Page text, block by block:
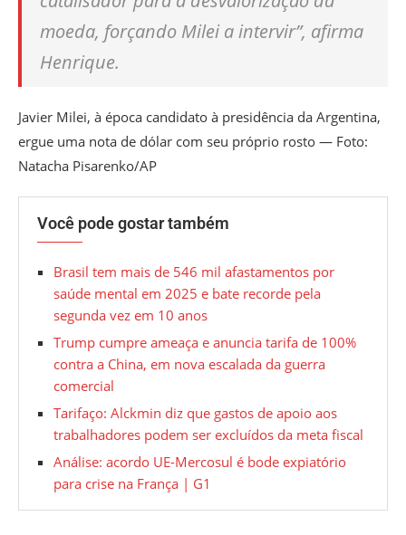
moeda, forçando Milei a intervir”, afirma
Henrique.
Javier Milei, à época candidato à presidência da Argentina,
ergue uma nota de dólar com seu próprio rosto — Foto:
Natacha Pisarenko/AP
Você pode gostar também
Brasil tem mais de 546 mil afastamentos por
saúde mental em 2025 e bate recorde pela
segunda vez em 10 anos
Trump cumpre ameaça e anuncia tarifa de 100%
contra a China, em nova escalada da guerra
comercial
Tarifaço: Alckmin diz que gastos de apoio aos
trabalhadores podem ser excluídos da meta fiscal
Análise: acordo UE-Mercosul é bode expiatório
para crise na França | G1